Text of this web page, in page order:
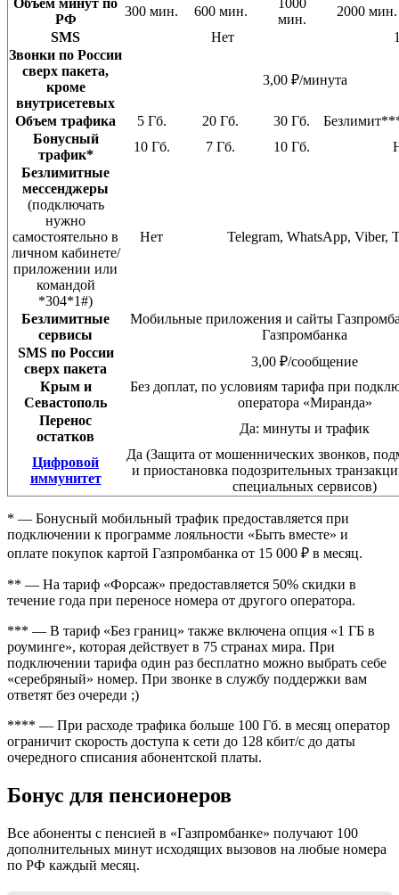
Объем минут по
РФ
300 мин. 600 мин.
1000
мин.
2000 мин.
SMS
Нет
Звонки по России
сверх пакета,
кроме
внутрисетевых
3,00 ₽/минута
Объем трафика 5 Гб. 20 Гб. 30 Гб.
Бонусный
трафик*
10 Гб. 7 Гб. 10 Гб.
Безлимитные
мессенджеры
(подключать
нужно
самостоятельно в
личном кабинете/
приложении или
командой
*304*1#)
Нет Telegram, WhatsApp, Viber,
Безлимитные
сервисы
Мобильные приложения и сайты
Газпромбанка
SMS по России
сверх пакета
3,00 ₽/сообщение
Крым и
Севастополь
Без доплат, по условиям тарифа при
оператора «Миранда»
Перенос
остатков
Да: минуты и трафик
Цифровой
иммунитет
Да (Защита от мошеннических звонков,
и приостановка подозрительных
специальных сервисов)
* — Бонусный мобильный трафик предоставляется при
подключении к программе лояльности «Быть вместе» и
оплате покупок картой Газпромбанка от 15 000 ₽ в месяц.
** — На тариф «Форсаж» предоставляется 50% скидки в
течение года при переносе номера от другого оператора.
*** — В тариф «Без границ» также включена опция «1 ГБ в
роуминге», которая действует в 75 странах мира. При
подключении тарифа один раз бесплатно можно выбрать себе
«серебряный» номер. При звонке в службу поддержки вам
ответят без очереди ;)
**** — При расходе трафика больше 100 Гб. в месяц оператор
ограничит скорость доступа к сети до 128 кбит/c до даты
очередного списания абонентской платы.
Бонус для пенсионеров
Все абоненты с пенсией в «Газпромбанке» получают 100
дополнительных минут исходящих вызовов на любые номера
по РФ каждый месяц.